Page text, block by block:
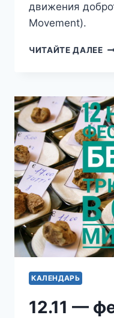
движения
Movement).
ЧИТАЙТЕ ДАЛЕЕ
КАЛЕНДАРЬ
12.11 —